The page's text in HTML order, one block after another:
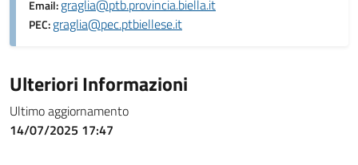
Email:graglia@ptb.provincia.biella.it
PEC:graglia@pec.ptbiellese.it
Ulteriori Informazioni
Ultimo aggiornamento
14/07/2025 17:47